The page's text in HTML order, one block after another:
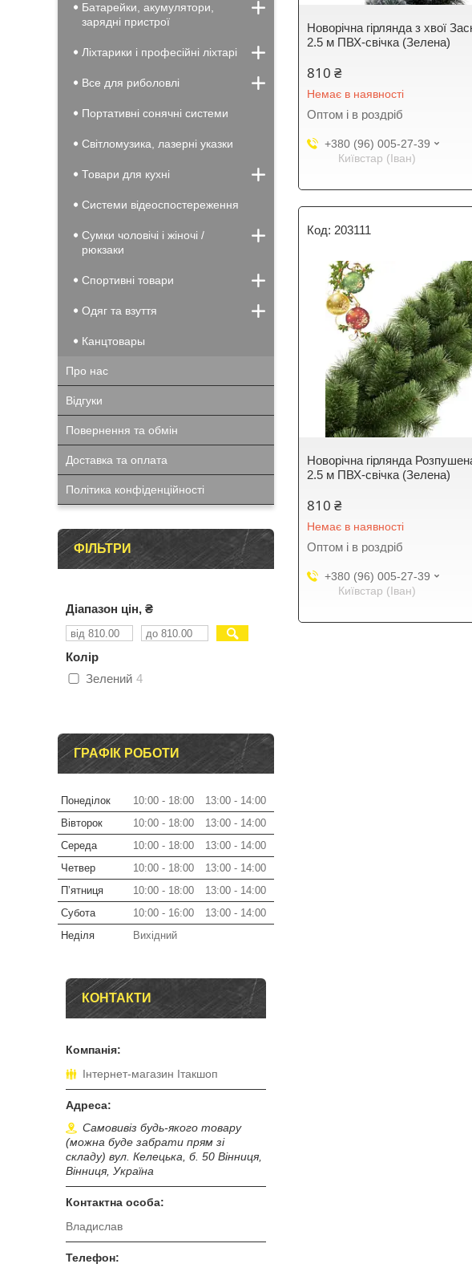
Новорічна гірлянда з хвої
2.5 м ПВХ-свічка (Зелена)
810 ₴
Немає в наявності
Оптом і в роздріб
+380 (96) 005-27-39
Київстар (Іван)
203111
Новорічна гірлянда
2.5 м ПВХ-свічка (Зелена)
810 ₴
Немає в наявності
Оптом і в роздріб
+380 (96) 005-27-39
Київстар (Іван)
Батарейки, акумулятори,
зарядні пристрої
Ліхтарики і професійні ліхтарі
Все для риболовлі
Портативні сонячні системи
Світломузика, лазерні указки
Товари для кухні
Системи відеоспостереження
Сумки чоловічі і жіночі /
рюкзаки
Спортивні товари
Одяг та взуття
Канцтовары
Про нас
Відгуки
Повернення та обмін
Доставка та оплата
Політика конфіденційності
ФІЛЬТРИ
Діапазон цін, ₴
Колір
Зелений 4
ГРАФІК РОБОТИ
Понеділок 10:00 18:00 13:00
14:00
Вівторок
10:00 18:00 13:00
14:00
Середа
10:00 18:00 13:00
14:00
Четвер
10:00 18:00 13:00
14:00
Пʼятниця
10:00 18:00 13:00
14:00
Субота
10:00 16:00 13:00
14:00
Неділя
Вихідний
КОНТАКТИ
Інтернет-магазин Ітакшоп
Самовивіз будь-якого товару
(можна буде забрати прям зі
складу) вул. Келецька, б. 50 Вінниця,
Вінниця, Україна
Владислав